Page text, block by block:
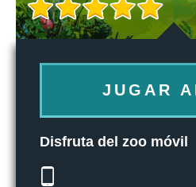
JUGAR
Disfruta del zoo móvil